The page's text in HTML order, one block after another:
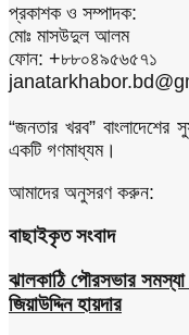
প্রকাশক ও সম্পাদক:
মোঃ মাসউদুল আলম
ফোন: +৮৮০৪৯৫৬৫৭১
“জনতার খরব” বাংলাদেশের
একটি গণমাধ্যম।
আমাদের অনুসরণ করুন:
বাছাইকৃত সংবাদ
ঝালকাঠি পৌরসভার
জিয়াউদ্দিন হায়দার